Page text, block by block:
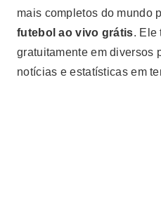
mais completos do mundo
futebol ao vivo grátis. Ele
gratuitamente em diversos
notícias e estatísticas em